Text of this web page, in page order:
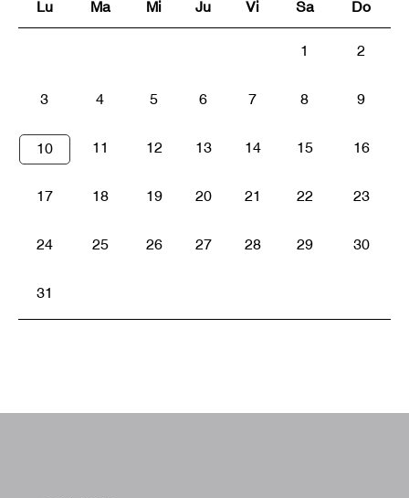
Lu Ma Mi Ju Vi Sa Do
1 2
3 4 5 6 7 8 9
10 11 12 13 14 15 16
17 18 19 20 21 22 23
24 25 26 27 28 29 30
31